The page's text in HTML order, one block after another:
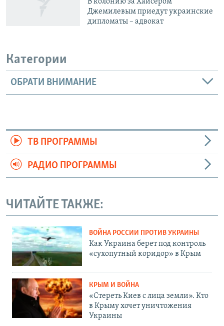
В колонию за Хайсером
Джемилевым приедут украинские
дипломаты – адвокат
Категории
ОБРАТИ ВНИМАНИЕ
ТВ ПРОГРАММЫ
РАДИО ПРОГРАММЫ
ЧИТАЙТЕ ТАКЖЕ:
ВОЙНА РОССИИ ПРОТИВ УКРАИНЫ
Как Украина берет под контроль
«сухопутный коридор» в Крым
КРЫМ И ВОЙНА
«Стереть Киев с лица земли». Кто
в Крыму хочет уничтожения
Украины